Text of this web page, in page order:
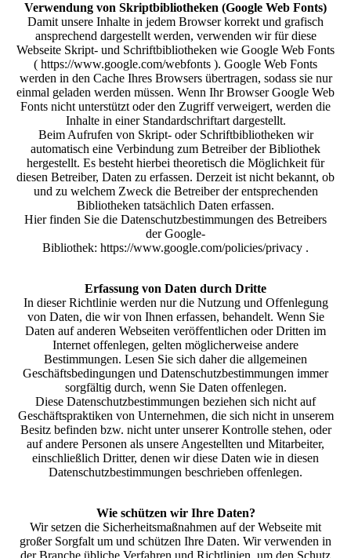
Verwendung von Skriptbibliotheken (Google Web Fonts)
Damit unsere Inhalte in jedem Browser korrekt und grafisch
ansprechend dargestellt werden, verwenden wir für diese
Webseite Skript- und Schriftbibliotheken wie Google Web Fonts
( https://www.google.com/webfonts ). Google Web Fonts
werden in den Cache Ihres Browsers übertragen, sodass sie nur
einmal geladen werden müssen. Wenn Ihr Browser Google Web
Fonts nicht unterstützt oder den Zugriff verweigert, werden die
Inhalte in einer Standardschriftart dargestellt.
Beim Aufrufen von Skript- oder Schriftbibliotheken wir
automatisch eine Verbindung zum Betreiber der Bibliothek
hergestellt. Es besteht hierbei theoretisch die Möglichkeit für
diesen Betreiber, Daten zu erfassen. Derzeit ist nicht bekannt, ob
und zu welchem Zweck die Betreiber der entsprechenden
Bibliotheken tatsächlich Daten erfassen.
Hier finden Sie die Datenschutzbestimmungen des Betreibers
der Google-
Bibliothek: https://www.google.com/policies/privacy .
Erfassung von Daten durch Dritte
In dieser Richtlinie werden nur die Nutzung und Offenlegung
von Daten, die wir von Ihnen erfassen, behandelt. Wenn Sie
Daten auf anderen Webseiten veröffentlichen oder Dritten im
Internet offenlegen, gelten möglicherweise andere
Bestimmungen. Lesen Sie sich daher die allgemeinen
Geschäftsbedingungen und Datenschutzbestimmungen immer
sorgfältig durch, wenn Sie Daten offenlegen.
Diese Datenschutzbestimmungen beziehen sich nicht auf
Geschäftspraktiken von Unternehmen, die sich nicht in unserem
Besitz befinden bzw. nicht unter unserer Kontrolle stehen, oder
auf andere Personen als unsere Angestellten und Mitarbeiter,
einschließlich Dritter, denen wir diese Daten wie in diesen
Datenschutzbestimmungen beschrieben offenlegen.
Wie schützen wir Ihre Daten?
Wir setzen die Sicherheitsmaßnahmen auf der Webseite mit
großer Sorgfalt um und schützen Ihre Daten. Wir verwenden in